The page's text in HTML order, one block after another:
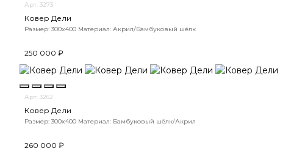
Арт. 3273
Ковер Дели
Размер: 300x400 Материал: Акрил/Бамбуковый шёлк
250 000 ₽
Арт. 3262
Ковер Дели
Размер: 300x400 Материал: Бамбуковый шёлк/Акрил
260 000 ₽